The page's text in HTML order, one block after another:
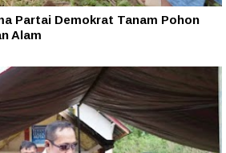
Partai Demokrat Tanam Pohon
Alam